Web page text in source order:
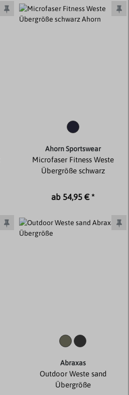
Ahorn Sportswear
Microfaser Fitness Weste
Übergröße schwarz
ab 54,95 € *
Abraxas
Outdoor Weste sand
Übergröße